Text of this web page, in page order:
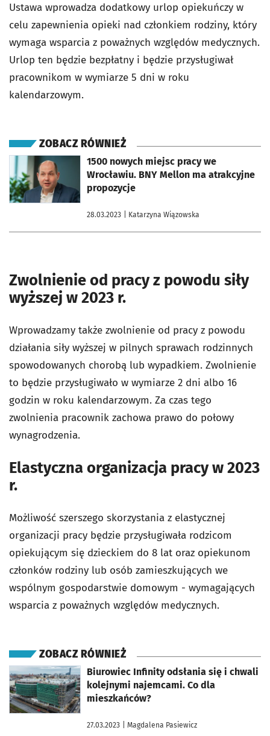
Ustawa wprowadza dodatkowy urlop opiekuńczy w
celu zapewnienia opieki nad członkiem rodziny, który
wymaga wsparcia z poważnych względów medycznych.
Urlop ten będzie bezpłatny i będzie przysługiwał
pracownikom w wymiarze 5 dni w roku
kalendarzowym.
ZOBACZ RÓWNIEŻ
1500 nowych miejsc pracy we
Wrocławiu. BNY Mellon ma atrakcyjne
propozycje
28.03.2023 | Katarzyna Wiązowska
otworzy się w nowej karcie
Zwolnienie od pracy z powodu siły
wyższej w 2023 r.
Wprowadzamy także zwolnienie od pracy z powodu
działania siły wyższej w pilnych sprawach rodzinnych
spowodowanych chorobą lub wypadkiem. Zwolnienie
to będzie przysługiwało w wymiarze 2 dni albo 16
godzin w roku kalendarzowym. Za czas tego
zwolnienia pracownik zachowa prawo do połowy
wynagrodzenia.
Elastyczna organizacja pracy w 2023
r.
Możliwość szerszego skorzystania z elastycznej
organizacji pracy będzie przysługiwała rodzicom
opiekującym się dzieckiem do 8 lat oraz opiekunom
członków rodziny lub osób zamieszkujących we
wspólnym gospodarstwie domowym - wymagających
wsparcia z poważnych względów medycznych.
ZOBACZ RÓWNIEŻ
Biurowiec Infinity odsłania się i chwali
kolejnymi najemcami. Co dla
mieszkańców?
27.03.2023 | Magdalena Pasiewicz
otworzy się w nowej karcie